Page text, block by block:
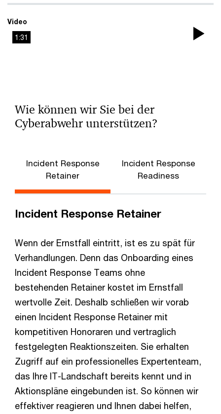
Video
1:31
Wie können wir Sie bei der
Cyberabwehr unterstützen?
Incident Response
Retainer
Incident Response
Readiness
Incident Response Retainer
Wenn der Ernstfall eintritt, ist es zu spät für
Verhandlungen. Denn das Onboarding eines
Incident Response Teams ohne
bestehenden Retainer kostet im Ernstfall
wertvolle Zeit. Deshalb schließen wir vorab
einen Incident Response Retainer mit
kompetitiven Honoraren und vertraglich
festgelegten Reaktionszeiten. Sie erhalten
Zugriff auf ein professionelles Expertenteam,
das Ihre IT-Landschaft bereits kennt und in
Aktionspläne eingebunden ist. So können wir
effektiver reagieren und Ihnen dabei helfen,